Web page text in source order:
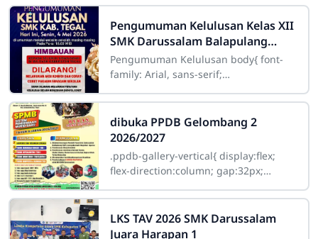
Pengumuman Kelulusan Kelas XII
SMK Darussalam Balapulang
Tahun 2025/2026
Pengumuman Kelulusan body{ font-
family: Arial, sans-serif;
dibuka PPDB Gelombang 2
2026/2027
.ppdb-gallery-vertical{ display:flex;
flex-direction:column; gap:32px;
position:relative; overflow:hidden;
LKS TAV 2026 SMK Darussalam
Juara Harapan 1